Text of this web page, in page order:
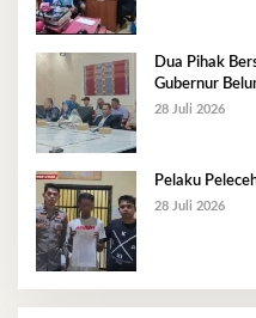
Dua Pihak
Gubernur
28 Juli 2026
Pelaku
28 Juli 2026